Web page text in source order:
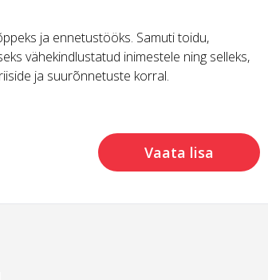
ja ennetustööks. Samuti toidu,
vähekindlustatud inimestele ning selleks,
ja suurõnnetuste korral.
Vaata lisa